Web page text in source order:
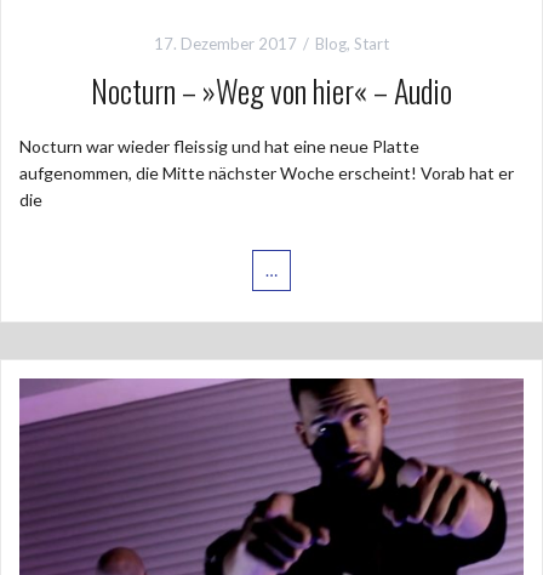
17. Dezember 2017 Blog, Start
Nocturn – »Weg von hier« – Audio
Nocturn war wieder fleissig und hat eine neue Platte
aufgenommen, die Mitte nächster Woche erscheint! Vorab hat er
die
…